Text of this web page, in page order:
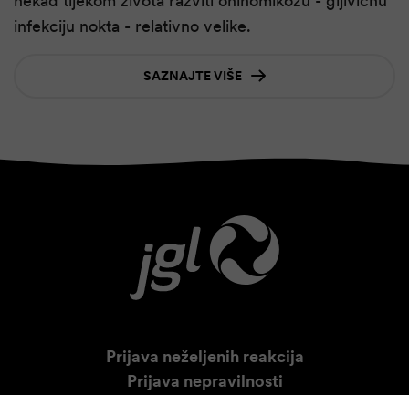
infekciju nokta - relativno velike.
SAZNAJTE VIŠE
Prijava neželjenih reakcija
Prijava nepravilnosti